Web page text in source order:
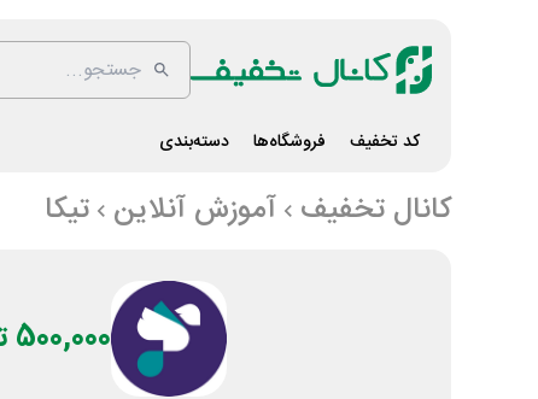
کد تخفیف فروشگاه‌ها دسته‌بندی
کانال تخفیف آموزش آنلاین تیکا
500,000 تومان